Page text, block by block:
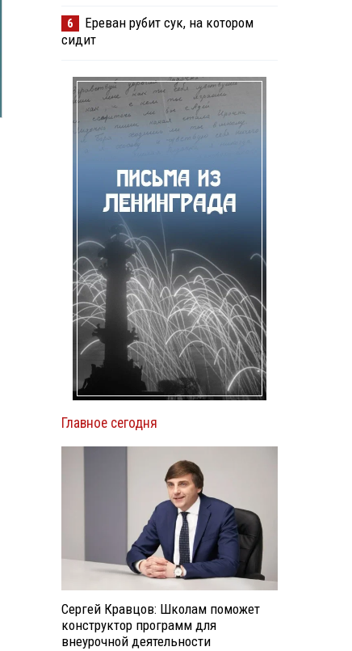
6
Ереван рубит сук, на котором
сидит
Главное сегодня
Сергей Кравцов: Школам поможет
конструктор программ для
внеурочной деятельности